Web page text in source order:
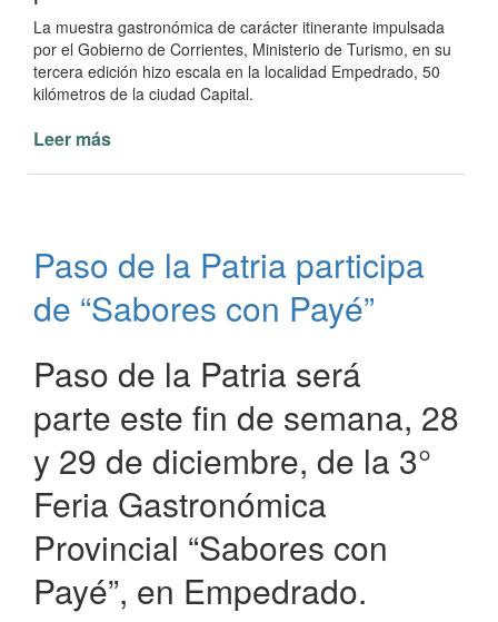
La muestra gastronómica de carácter itinerante impulsada
por el Gobierno de Corrientes, Ministerio de Turismo, en su
tercera edición hizo escala en la localidad Empedrado, 50
kilómetros de la ciudad Capital.
Leer más
de
Sabores
con
Paso de la Patria participa
de “Sabores con Payé”
Paso de la Patria será
parte este fin de semana, 28
y 29 de diciembre, de la 3°
Feria Gastronómica
Provincial “Sabores con
Payé”, en Empedrado.